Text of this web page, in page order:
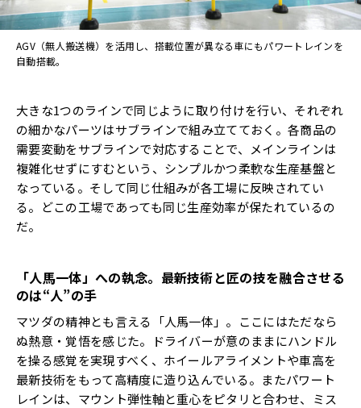
AGV（無人搬送機）を活用し、搭載位置が異なる車にもパワートレインを
自動搭載。
大きな1つのラインで同じように取り付けを行い、それぞれ
の細かなパーツはサブラインで組み立てておく。各商品の
需要変動をサブラインで対応することで、メインラインは
複雑化せずにすむという、シンプルかつ柔軟な生産基盤と
なっている。そして同じ仕組みが各工場に反映されてい
る。どこの工場であっても同じ生産効率が保たれているの
だ。
「人馬一体」への執念。最新技術と匠の技を融合させる
のは“人”の手
マツダの精神とも言える「人馬一体」。ここにはただなら
ぬ熱意・覚悟を感じた。ドライバーが意のままにハンドル
を操る感覚を実現すべく、ホイールアライメントや車高を
最新技術をもって高精度に造り込んでいる。またパワート
レインは、マウント弾性軸と重心をピタリと合わせ、ミス